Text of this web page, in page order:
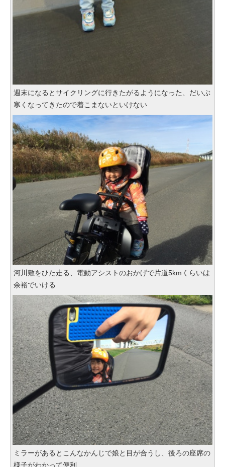
週末になるとサイクリングに行きたがるようになった、だいぶ
寒くなってきたので着こまないといけない
河川敷をひた走る、電動アシストのおかげで片道5kmくらいは
余裕でいける
ミラーがあるとこんなかんじで娘と目が合うし、後ろの座席の
様子がわかって便利